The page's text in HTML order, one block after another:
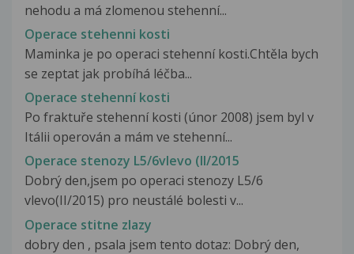
nehodu a má zlomenou stehenní...
Operace stehenni kosti
Maminka je po operaci stehenní kosti.Chtěla bych
se zeptat jak probíhá léčba...
Operace stehenní kosti
Po fraktuře stehenní kosti (únor 2008) jsem byl v
Itálii operován a mám ve stehenní...
Operace stenozy L5/6vlevo (II/2015
Dobrý den,jsem po operaci stenozy L5/6
vlevo(II/2015) pro neustálé bolesti v...
Operace stitne zlazy
dobry den , psala jsem tento dotaz: Dobrý den,